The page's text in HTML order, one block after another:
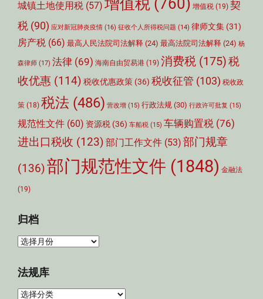
城镇土地使用税 (57) 增值税 (760) 增值税 (19) 契
税 (90) 应对新冠肺炎疫情 (16) 征收个人所得税问题 (14) 律师文集 (31)
房产税 (66) 最高人民法院司法解释 (24) 最高法院司法解释 (24) 杨
森律师 (17) 法律 (69) 海南自由贸易港 (19) 消费税 (175)税
收优惠 (114) 税收优惠政策 (36) 税收征管 (103) 税收政
策 (18) 税法 (486) 营改增 (15) 行政法规 (30) 行政许可批复 (15)
规范性文件 (60) 资源税 (36) 车船税 (15) 车辆购置税 (76)
进出口税收 (123) 部门工作文件 (53) 部门规章
(136)部门规范性文件 (1848) 金融法
(19)
归档
归
法规库
法